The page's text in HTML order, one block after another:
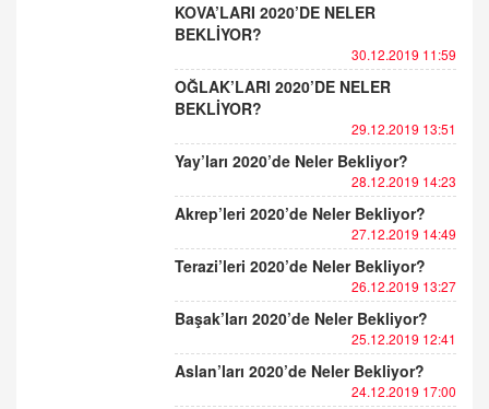
KOVA’LARI 2020’DE NELER
BEKLİYOR?
30.12.2019 11:59
OĞLAK’LARI 2020’DE NELER
BEKLİYOR?
29.12.2019 13:51
Yay’ları 2020’de Neler Bekliyor?
28.12.2019 14:23
Akrep’leri 2020’de Neler Bekliyor?
27.12.2019 14:49
Terazi’leri 2020’de Neler Bekliyor?
26.12.2019 13:27
Başak’ları 2020’de Neler Bekliyor?
25.12.2019 12:41
Aslan’ları 2020’de Neler Bekliyor?
24.12.2019 17:00